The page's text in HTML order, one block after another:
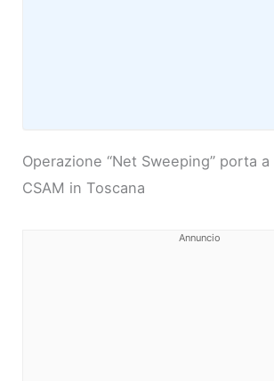
Operazione “Net Sweeping” porta
CSAM in Toscana
Annuncio